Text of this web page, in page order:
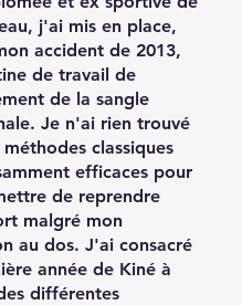
j'ai mis en place,
accident de 2013,
de travail de
de la sangle
Je n'ai rien trouvé
classiques
efficaces pour
de reprendre
malgré mon
au dos. J'ai consacré
année de Kiné à
différentes